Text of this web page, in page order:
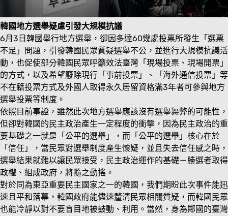
韓國地方選舉疑慮引發大規模抗議
6月3日韓國舉行地方選舉，卻因多達60幾處投票所發生「選票
不足」問題，引發韓國民眾質疑選舉不公，並進行大規模抗議活
動，也促使部分韓國民眾呼籲效法臺灣「現場投票、現場開票」
的方式，以及希望廢除現行「事前投票」、「海外通信投票」等
不在籍投票方式及外國人取得永久居留資格滿3年者可參與地方
選舉投票等制度。
依照目前事證，雖然此次地方選舉應該沒有選舉舞弊的可能性，
但卻對韓國的民主政治產生一定程度的衝擊，因為民主政治的重
要基礎之一就是「公平的選舉」，而「公平的選舉」核心在於
「信任」，當民眾對選舉制度產生懷疑，並且失去信任感之時，
選舉結果就難以讓民眾接受，民主政治運作的基礎－勝選者取得
政權、組成政府，將隨之動搖。
對於同為東亞重要民主國家之一的韓國，我們期盼此次事件能迅
速且平和落幕，韓國政府能儘速釐清民眾相關質疑，而韓國民眾
也能冷靜以對不要盲目地被鼓動、利用。當然，身為鄰國的臺灣